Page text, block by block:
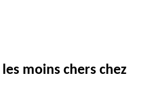
moins chers chez